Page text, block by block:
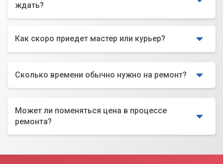
ждать?
Как скоро приедет мастер или курьер?
Сколько времени обычно нужно на ремонт?
Может ли поменяться цена в процессе
ремонта?